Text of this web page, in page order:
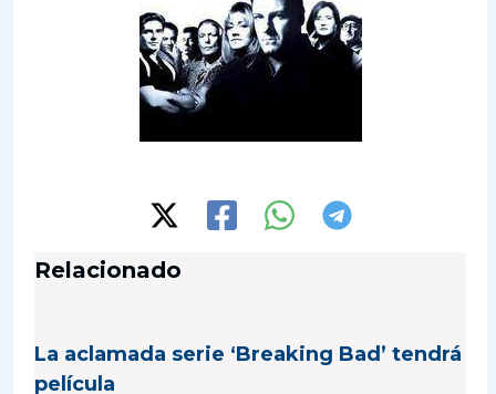
Relacionado
La aclamada serie ‘Breaking Bad’ tendrá
película